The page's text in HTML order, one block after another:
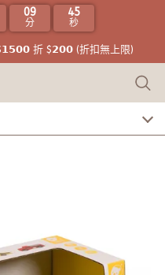
09
分
44
秒
折 $𝟮𝟬𝟬 (折扣無上限)